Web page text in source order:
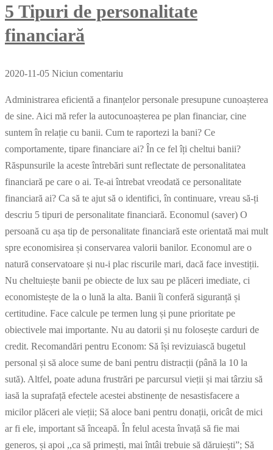
5 Tipuri de personalitate
financiară
2020-11-05 Niciun comentariu
Administrarea eficientă a finanțelor personale presupune cunoașterea
de sine. Aici mă refer la autocunoașterea pe plan financiar, cine
suntem în relație cu banii. Cum te raportezi la bani? Ce
comportamente, tipare financiare ai? În ce fel îți cheltui banii?
Răspunsurile la aceste întrebări sunt reflectate de personalitatea
financiară pe care o ai. Te-ai întrebat vreodată ce personalitate
financiară ai? Ca să te ajut să o identifici, în continuare, vreau să-ți
descriu 5 tipuri de personalitate financiară. Economul (saver) O
persoană cu așa tip de personalitate financiară este orientată mai mult
spre economisirea și conservarea valorii banilor. Economul are o
natură conservatoare și nu-i plac riscurile mari, dacă face investiții.
Nu cheltuiește banii pe obiecte de lux sau pe plăceri imediate, ci
economistește de la o lună la alta. Banii îi conferă siguranță și
certitudine. Face calcule pe termen lung și pune prioritate pe
obiectivele mai importante. Nu au datorii și nu folosește carduri de
credit. Recomandări pentru Econom: Să își revizuiască bugetul
personal și să aloce sume de bani pentru distracții (până la 10 la
sută). Altfel, poate aduna frustrări pe parcursul vieții și mai târziu să
iasă la suprafață efectele acestei abstinențe de nesastisfacere a
micilor plăceri ale vieții; Să aloce bani pentru donații, oricât de mici
ar fi ele, important să înceapă. În felul acesta învață să fie mai
generos, și apoi ,,ca să primești, mai întâi trebuie să dăruiești”; Să